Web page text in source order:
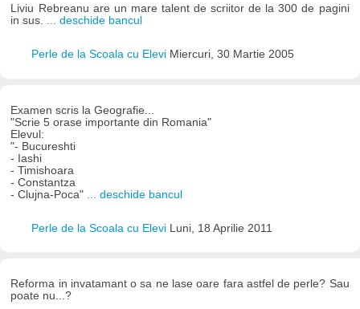
Liviu Rebreanu are un mare talent de scriitor de la 300 de pagini
in sus.
... deschide bancul
Perle de la Scoala cu Elevi Miercuri, 30 Martie 2005
Examen scris la Geografie...
"Scrie 5 orase importante din Romania"
Elevul:
"- Bucureshti
- Iashi
- Timishoara
- Constantza
- Clujna-Poca"
... deschide bancul
Perle de la Scoala cu Elevi Luni, 18 Aprilie 2011
Reforma in invatamant o sa ne lase oare fara astfel de perle? Sau
poate nu...?